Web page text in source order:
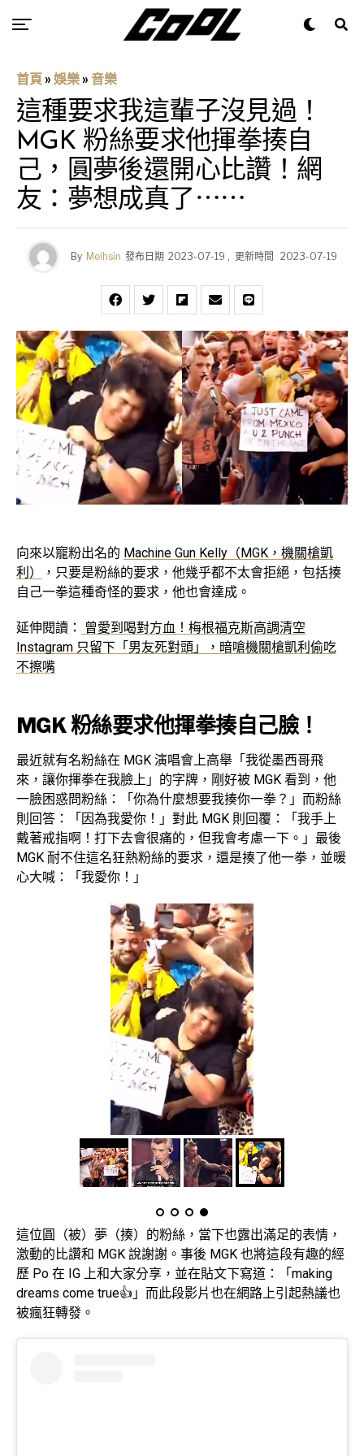
首頁 » 娛樂 » 音樂
這種要求我這輩子沒見過！
MGK 粉絲要求他揮拳揍自
己，圓夢後還開心比讚！網
友：夢想成真了⋯⋯
By Meihsin 發布日期 2023-07-19 , 更新時間 2023-07-19
向來以寵粉出名的 Machine Gun Kelly（MGK，機關槍凱
利）
，只要是粉絲的要求，他幾乎都不太會拒絕，包括揍
自己一拳這種奇怪的要求，他也會達成。
延伸閱讀：
曾愛到喝對方血！梅根福克斯高調清空
Instagram 只留下「男友死對頭」，暗嗆機關槍凱利偷吃
不擦嘴
MGK 粉絲要求他揮拳揍自己臉！
最近就有名粉絲在 MGK 演唱會上高舉「我從墨西哥飛
來，讓你揮拳在我臉上」的字牌，剛好被 MGK 看到，他
一臉困惑問粉絲：「你為什麼想要我揍你一拳？」而粉絲
則回答：「因為我愛你！」對此 MGK 則回覆：「我手上
戴著戒指啊！打下去會很痛的，但我會考慮一下。」最後
MGK 耐不住這名狂熱粉絲的要求，還是揍了他一拳，並暖
心大喊：「我愛你！」
這位圓（被）夢（揍）的粉絲，當下也露出滿足的表情，
激動的比讚和 MGK 說謝謝。事後 MGK 也將這段有趣的經
歷 Po 在 IG 上和大家分享，並在貼文下寫道：「making
dreams come true👍」而此段影片也在網路上引起熱議也
被瘋狂轉發。